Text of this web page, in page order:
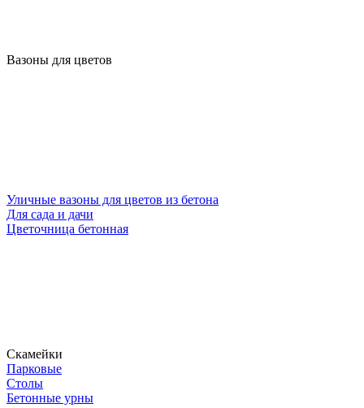
Вазоны для цветов
Уличные вазоны для цветов из бетона
Для сада и дачи
Цветочница бетонная
Скамейки
Парковые
Столы
Бетонные урны